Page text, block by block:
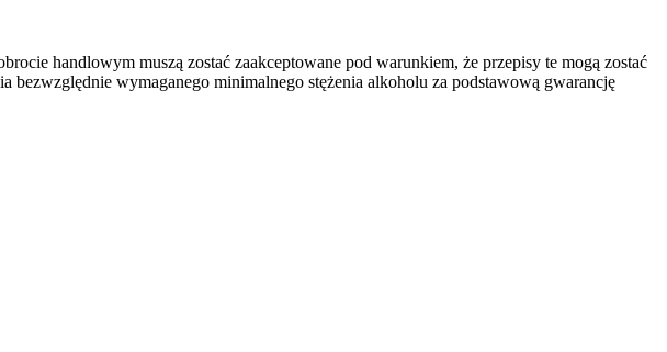
handlowym muszą zostać zaakceptowane pod warunkiem, że przepisy te mogą zostać
bezwzględnie wymaganego minimalnego stężenia alkoholu za podstawową gwarancję